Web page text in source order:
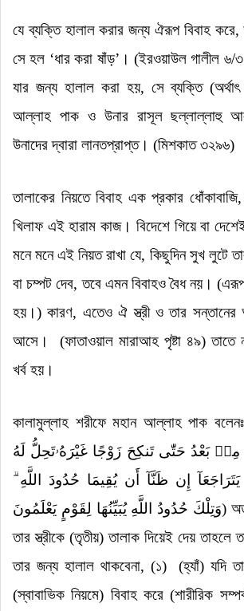
যে ব্যক্তি হালাল করার জন্য ঐরূপ বিবাহ করে,
সে হল ‘ধার করা ষাঁড়’ ।(ইরওয়াউল গালীল
যার জন্য হালাল করা হয়, সে ব্যক্তি
আল্লাহ পাক ও উনার রাসূল ছল্লাল্লাহু
উনাদের দ্বারা লানতপ্রাপ্ত। (মিশকাত ৩২৯৬)
তালাকের নিয়তে বিবাহ এক প্রকার ধোঁকাবাজি,
খিলাফ এই হারাম কাজ। বিদেশে গিয়ে বা
মনে মনে এই নিয়ত রাখা যে, কিছুদিন সুখ লুটে
বা চম্পট দেব, তবে এমন বিবাহও বৈধ নয়।
হয়।) কারণ, এতেও ঐ স্ত্রী ও তার সন্তানের
আসে।
(ফাতাওয়াল মারাআহ পৃষ্টা ৪৯) তাতে
খর্ব হয়।
কালামুল্লাহ শরীফে মহান আল্লাহ পাক বলেনঃ
تَحِلُّ لَهُۥمِنۢ بَعْدُ حَتّٰى تَنكِحَ زَوْجًا غَيْرَهُ
إِن ظَنَّآ أَن يُقِيمَا حُدُودَ اللَّهِ
وَتِلْكَ حُدُودُ اللَّهِ يُبَيِّنُهَا لِقَوْمٍ يَعْلَمُونَ)
তার স্ত্রীকে (তৃতীয়) তালাক দিয়েই দেয়
তার জন্য হালাল থাকবেনা, (১) (হ্যাঁ) যদি
(স্বাবাভিক নিয়মে) বিবাহ করে (শারীরিক